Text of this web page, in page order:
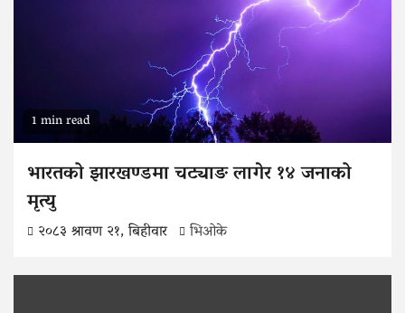
1 min read
भारतको झारखण्डमा चट्याङ लागेर १४ जनाको
मृत्यु
२०८३ श्रावण २१, बिहीवार भिओके